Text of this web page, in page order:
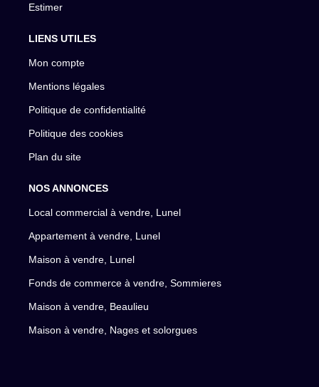
Estimer
LIENS UTILES
Mon compte
Mentions légales
Politique de confidentialité
Politique des cookies
Plan du site
NOS ANNONCES
Local commercial à vendre, Lunel
Appartement à vendre, Lunel
Maison à vendre, Lunel
Fonds de commerce à vendre, Sommieres
Maison à vendre, Beaulieu
Maison à vendre, Nages et solorgues